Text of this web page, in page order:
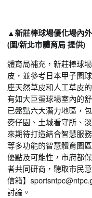
▲新莊棒球場優化場內
(圖/新北市體育局 提供)
體育局補充，新莊棒球
皮，並參考日本甲子園
座天然草皮和人工草皮
有如大巨蛋球場室內的
已盤點六大潛力地區，
麥仔園、土城看守所、
來期待打造結合智慧服
等多功能的智慧體育園
優點及可能性，市府都
者共同研商，聽取市民
信箱】
討論。